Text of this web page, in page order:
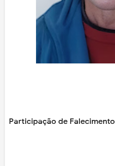
Participação de Falecimento